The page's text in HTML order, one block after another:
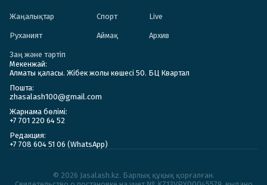
Жаңалықтар Спорт Live
Руханият Аймақ Архив
Заң және тәртіп
Мекенжай:
Алматы қаласы. Жібек жолы көшесі 50. БЦ Квартал
Пошта:
zhasalash100@gmail.com
Жарнама бөлімі:
+7 701 220 64 52
Редакция:
+7 708 604 51 06 (WhatsApp)
© 2026 Jasalash.kz. Барлық құқық қорғалған.